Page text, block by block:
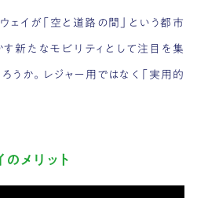
ェイが「空と道路の間」という都市
新たなモビリティとして注目を集
うか。レジャー用ではなく「実用的
メリット